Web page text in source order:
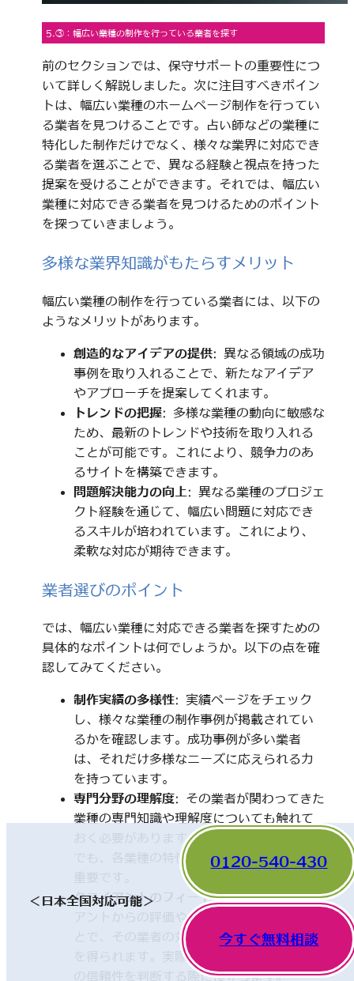
5.③：幅広い業種の制作を行っている業者を探す
前のセクションでは、保守サポートの重要性につ
いて詳しく解説しました。次に注目すべきポイン
トは、幅広い業種のホームページ制作を行ってい
る業者を見つけることです。占い師などの業種に
特化した制作だけでなく、様々な業界に対応でき
る業者を選ぶことで、異なる経験と視点を持った
提案を受けることができます。それでは、幅広い
業種に対応できる業者を見つけるためのポイント
を探っていきましょう。
多様な業界知識がもたらすメリット
幅広い業種の制作を行っている業者には、以下の
ようなメリットがあります。
創造的なアイデアの提供: 異なる領域の成功
事例を取り入れることで、新たなアイデア
やアプローチを提案してくれます。
トレンドの把握: 多様な業種の動向に敏感な
ため、最新のトレンドや技術を取り入れる
ことが可能です。これにより、競争力のあ
るサイトを構築できます。
問題解決能力の向上: 異なる業種のプロジェ
クト経験を通じて、幅広い問題に対応でき
るスキルが培われています。これにより、
柔軟な対応が期待できます。
業者選びのポイント
では、幅広い業種に対応できる業者を探すための
具体的なポイントは何でしょうか。以下の点を確
認してみてください。
制作実績の多様性: 実績ページをチェック
し、様々な業種の制作事例が掲載されてい
るかを確認します。成功事例が多い業者
は、それだけ多様なニーズに応えられる力
を持っています。
専門分野の理解度: その業者が関わってきた
業種の専門知識や理解度についても触れて
おく必要があります。一見、異なった分野
でも、各業種の特性を理解していることが
クライアントのフィードバック: 他のクライ
アントからの評価やレビューを確認するこ
とで、その業者の対応や成果に関する情報
を得られます。実際の利用者の声は、業者
の信頼性を判断する際に役立ちます。
＜日本全国対応可能＞
0120-540-430
今すぐ無料相談